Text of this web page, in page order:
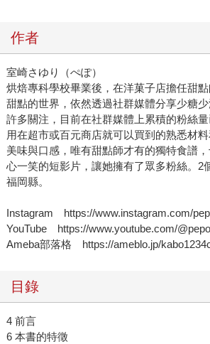
作者
室崎さゆり（ぺぽ）
烘焙專科學校畢業後，在洋菓子店擔任甜
甜點的世界，依然透過社群媒體分享少糖
許多關注，目前在社群媒體上累積的粉絲
用在超市或百元商店就可以買到的熟悉材
美味與口感，唯有甜點師才有的獨特食譜
心一笑的短影片，讓她擁有了眾多粉絲。2
福岡縣。
Instagram https://www.instagram.com/
YouTube https://www.youtube.com/
Ameba部落格 https://ameblo.jp/
目錄
4 前言
6 本書的特徵